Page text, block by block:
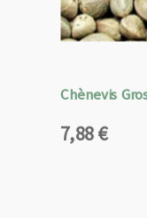
Chènevis
7,88€